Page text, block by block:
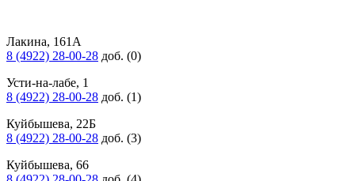
Лакина, 161А
8 (4922) 28-00-28 доб. (0)
Усти-на-лабе, 1
8 (4922) 28-00-28 доб. (1)
Куйбышева, 22Б
8 (4922) 28-00-28 доб. (3)
Куйбышева, 66